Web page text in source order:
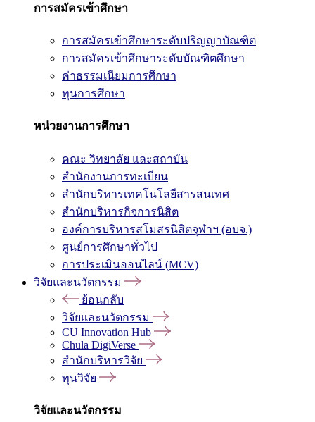
การสมัครเข้าศึกษา
การสมัครเข้าศึกษาระดับปริญญาบัณฑิต
การสมัครเข้าศึกษาระดับบัณฑิตศึกษา
ค่าธรรมเนียมการศึกษา
ทุนการศึกษา
หน่วยงานการศึกษา
คณะ วิทยาลัย และสถาบัน
สำนักงานการทะเบียน
สำนักบริหารเทคโนโลยีสารสนเทศ
สำนักบริหารกิจการนิสิต
องค์การบริหารสโมสรนิสิตจุฬาฯ (อบจ.)
ศูนย์การศึกษาทั่วไป
การประเมินออนไลน์ (MCV)
วิจัยและนวัตกรรม
ย้อนกลับ
วิจัยและนวัตกรรม
CU Innovation Hub
Chula DigiVerse
สำนักบริหารวิจัย
ทุนวิจัย
วิจัยและนวัตกรรม